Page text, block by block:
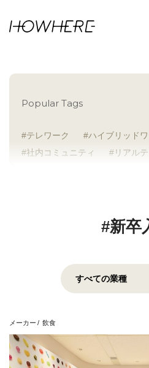
Popular Tags
テレワーク ハイブリッド
社内コミュニティ
リアル
ラボラ
チームプレー重視
フリーア
View all
#新卒
メーカー 飲食